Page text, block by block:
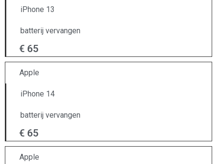
iPhone 13
batterij vervangen
€ 65
Apple
iPhone 14
batterij vervangen
€ 65
Apple